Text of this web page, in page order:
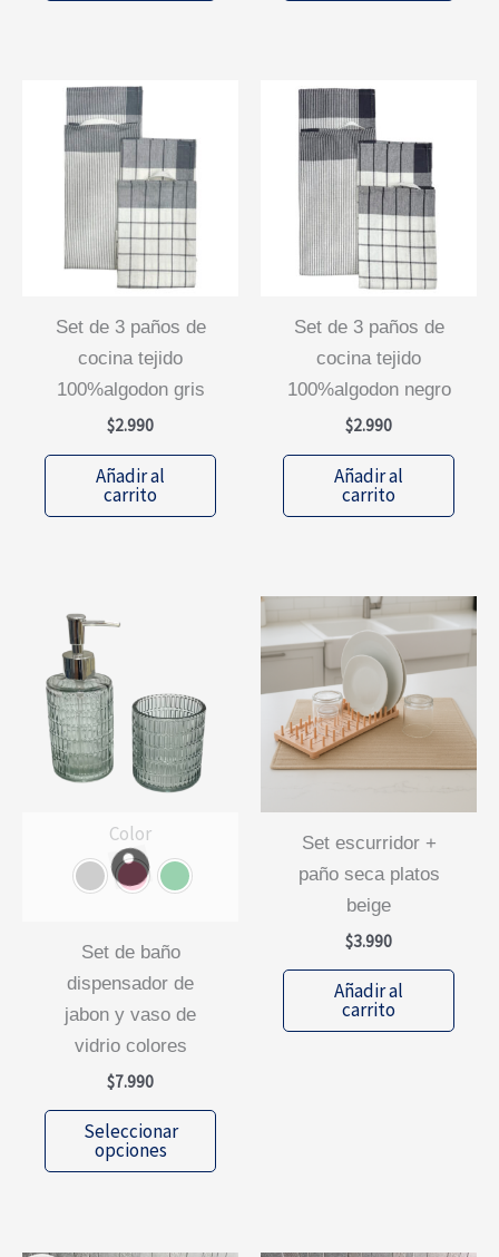
set de 3 paños de
cocina tejido
100%algodon gris
$2.990
Añadir al
carrito
set de 3 paños de
cocina tejido
100%algodon negro
$2.990
Añadir al
carrito
Color
set de baño
dispensador de
jabon y vaso de
vidrio colores
$7.990
Seleccionar
opciones
Este
tiene
set escurridor +
paño seca platos
beige
$3.990
Añadir al
carrito